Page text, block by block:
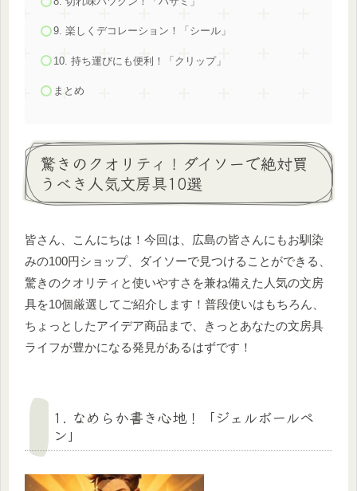
9. 楽しくデコレーション！「シール」
10. 持ち運びにも便利！「クリップ」
まとめ
驚きのクオリティ！ダイソーで絶対買
うべき人気文房具10選
皆さん、こんにちは！今回は、広島の皆さんにもお馴染
みの100円ショップ、ダイソーで見つけることができる、
驚きのクオリティと使いやすさを兼ね備えた人気の文房
具を10個厳選してご紹介します！普段使いはもちろん、
ちょっとしたアイデア商品まで、きっとあなたの文房具
ライフが豊かになる発見があるはずです！
1. なめらか書き心地！「ジェルボールペ
ン」